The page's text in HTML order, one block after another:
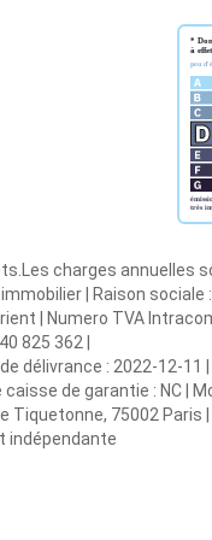
charges annuelles
| Raison sociale :
| Numero TVA
825 362 |
délivrance : 2022-12-
caisse de garantie : NC |
Tiquetonne, 75002 Paris
indépendante